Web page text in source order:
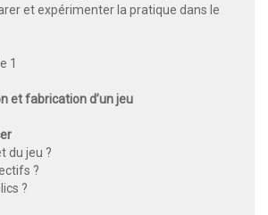
et expérimenter la pratique dans le
1
et fabrication d’un jeu
du jeu ?
?
?